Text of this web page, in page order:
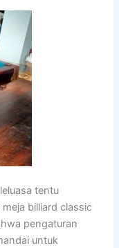
tentu
billiard classic
pengaturan
untuk